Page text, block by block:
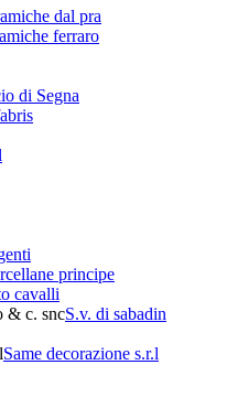
dal pra
ferraro
di Segna
principe
cavalli
S.v. di sabadin
Same decorazione s.r.l